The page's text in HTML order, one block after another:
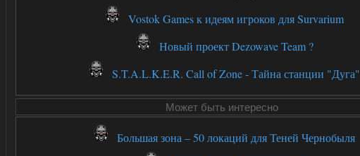
Vostok Games к идеям игроков для Survarium
Новый проект Dezowave Team ?
S.T.A.L.K.E.R. Call of Zone - Тайна станции "Дуга"
Может быть интересно
Большая зона – 50 локаций для Теней Чернобыля